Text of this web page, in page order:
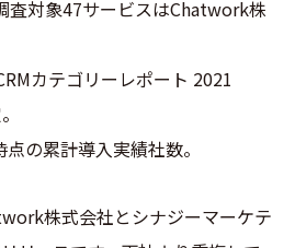
査対象47サービスはChatwork株
カテゴリーレポート 2021
の累計導入実績社数。
株式会社とシナジーマーケテ